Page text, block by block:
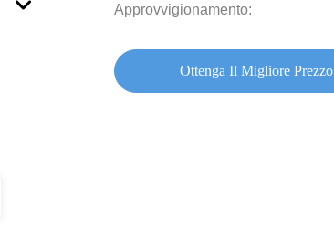
Approvvigionamento:
Ottenga Il Migliore Prezzo